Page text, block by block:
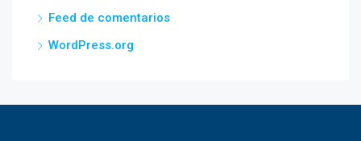
Feed de comentarios
WordPress.org